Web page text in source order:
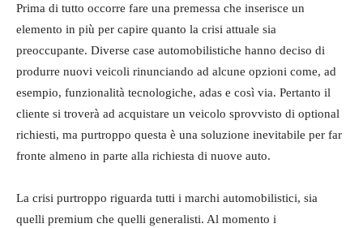
Prima di tutto occorre fare una premessa che inserisce un
elemento in più per capire quanto la crisi attuale sia
preoccupante. Diverse case automobilistiche hanno deciso di
produrre nuovi veicoli rinunciando ad alcune opzioni come, ad
esempio, funzionalità tecnologiche, adas e così via. Pertanto il
cliente si troverà ad acquistare un veicolo sprovvisto di optional
richiesti, ma purtroppo questa è una soluzione inevitabile per far
fronte almeno in parte alla richiesta di nuove auto.
La crisi purtroppo riguarda tutti i marchi automobilistici, sia
quelli premium che quelli generalisti. Al momento i